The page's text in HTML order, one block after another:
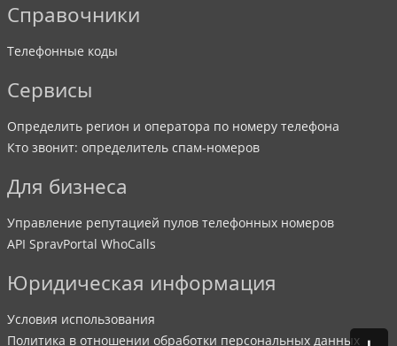
Справочники
Телефонные коды
Сервисы
Определить регион и оператора по номеру телефона
Кто звонит: определитель спам-номеров
Для бизнеса
Управление репутацией пулов телефонных номеров
API SpravPortal WhoCalls
Юридическая информация
Условия использования
Политика в отношении обработки персональных данных